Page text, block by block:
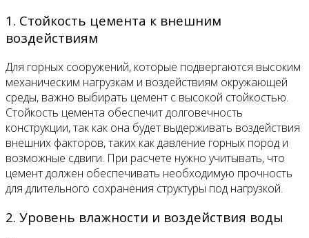
1. Стойкость цемента к внешним
воздействиям
Для горных сооружений, которые подвергаются высоким
механическим нагрузкам и воздействиям окружающей
среды, важно выбирать цемент с высокой стойкостью.
Стойкость цемента обеспечит долговечность
конструкции, так как она будет выдерживать воздействия
внешних факторов, таких как давление горных пород и
возможные сдвиги. При расчете нужно учитывать, что
цемент должен обеспечивать необходимую прочность
для длительного сохранения структуры под нагрузкой.
2. Уровень влажности и воздействия воды